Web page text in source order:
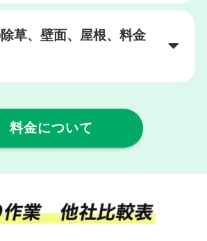
草、壁面、屋根、料金
料金について